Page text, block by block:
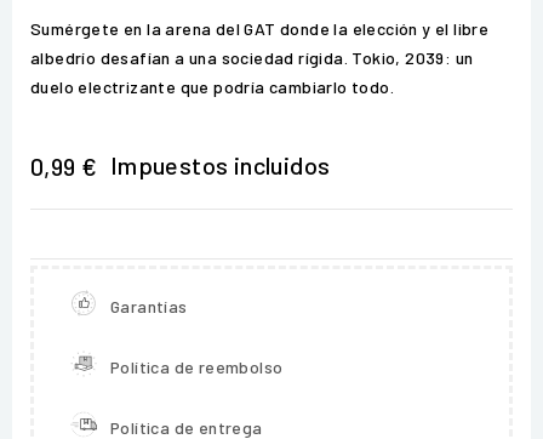
Sumérgete en la arena del GAT donde la elección y el libre
albedrío desafían a una sociedad rígida. Tokio, 2039: un
duelo electrizante que podría cambiarlo todo.
0,99 € Impuestos incluidos
Garantías
Política de reembolso
Política de entrega